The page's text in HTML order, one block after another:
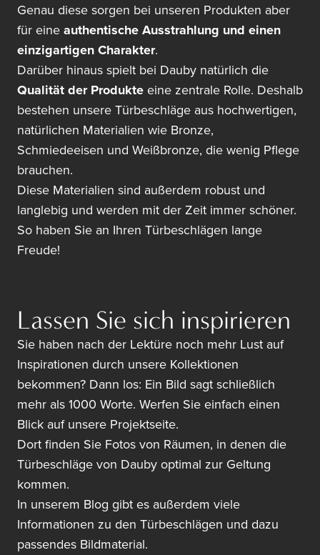
Genau diese sorgen bei unseren Produkten aber
für eineauthentische Ausstrahlung und einen
einzigartigen Charakter.
Darüber hinaus spielt bei Dauby natürlich die
Qualität der Produkte eine zentrale Rolle. Deshalb
bestehen unsere Türbeschläge aus hochwertigen,
natürlichen Materialien wie Bronze,
Schmiedeeisen und Weißbronze, die wenig Pflege
brauchen.
Diese Materialien sind außerdem robust und
langlebig und werden mit der Zeit immer schöner.
So haben Sie an Ihren Türbeschlägen lange
Freude!
Lassen Sie sich inspirieren
Sie haben nach der Lektüre noch mehr Lust auf
Inspirationen durch unsere Kollektionen
bekommen? Dann los: Ein Bild sagt schließlich
mehr als 1000 Worte. Werfen Sie einfach einen
Blick auf unsere Projektseite.
Dort finden Sie Fotos von Räumen, in denen die
Türbeschläge von Dauby optimal zur Geltung
kommen.
In unserem Blog gibt es außerdem viele
Informationen zu den Türbeschlägen und dazu
passendes Bildmaterial.